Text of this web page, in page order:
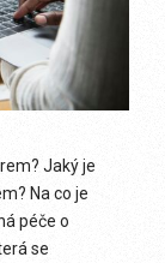
Jaký je
Na co je
péče o
se